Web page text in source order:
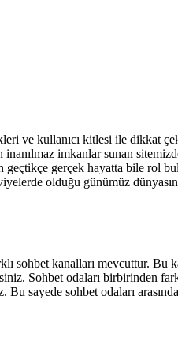
ve kullanıcı kitlesi ile dikkat
imkanlar sunan
gerçek hayatta bile rol
olduğu günümüz
sohbet kanalları mevcuttur.
Sohbet odaları birbirinden
sayede sohbet odaları